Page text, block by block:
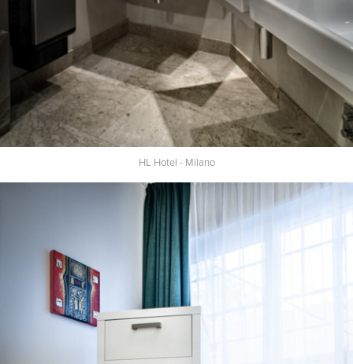
HL Hotel - Milano